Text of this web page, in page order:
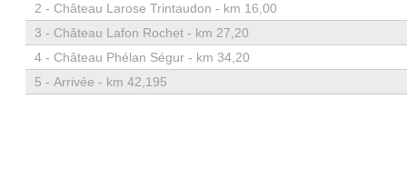
2 - Château Larose Trintaudon - km 16,00
3 - Château Lafon Rochet - km 27,20
4 - Château Phélan Ségur - km 34,20
5 - Arrivée - km 42,195